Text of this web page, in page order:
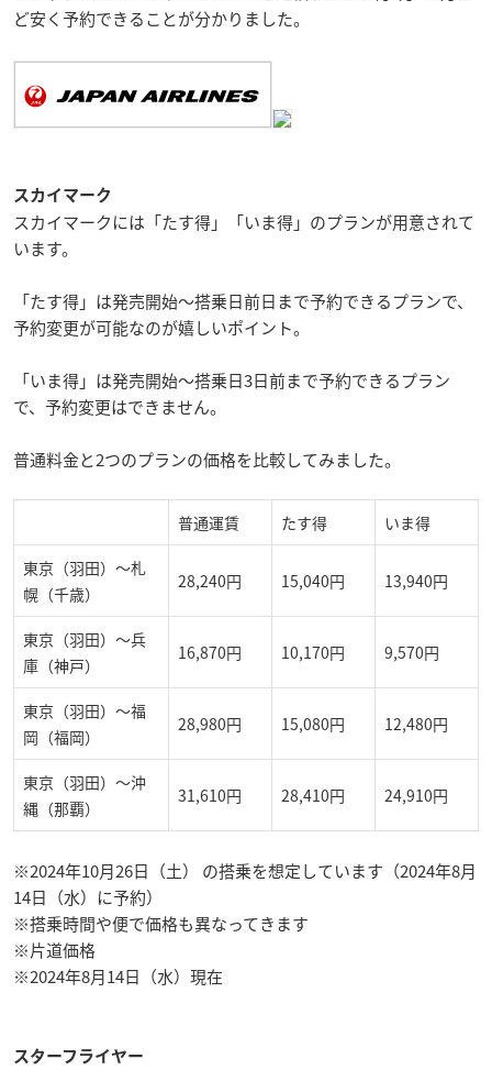
ど安く予約できることが分かりました。
スカイマーク
スカイマークには「たす得」「いま得」のプランが用意されて
います。
「たす得」は発売開始～搭乗日前日まで予約できるプランで、
予約変更が可能なのが嬉しいポイント。
「いま得」は発売開始～搭乗日3日前まで予約できるプラン
で、予約変更はできません。
普通料金と2つのプランの価格を比較してみました。
普通運賃 たす得 いま得
東京（羽田）～札
幌（千歳）
28,240円 15,040円 13,940円
東京（羽田）～兵
庫（神戸）
16,870円 10,170円 9,570円
東京（羽田）～福
岡（福岡）
28,980円 15,080円 12,480円
東京（羽田）～沖
縄（那覇）
31,610円 28,410円 24,910円
※2024年10月26日（土） の搭乗を想定しています（2024年8月
14日（水）に予約）
※搭乗時間や便で価格も異なってきます
※片道価格
※2024年8月14日（水）現在
スターフライヤー